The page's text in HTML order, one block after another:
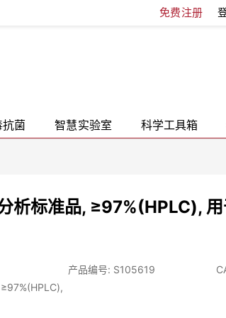
免费注册
菌 智慧实验室 科学工具箱
析标准品, ≥97%(HPLC),
产品编号: S105619